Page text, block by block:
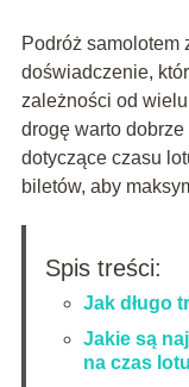
Podróż samolotem
doświadczenie,
zależności od
drogę warto
dotyczące czasu
biletów, aby
Spis treści:
Jak długo
Jakie są
na czas